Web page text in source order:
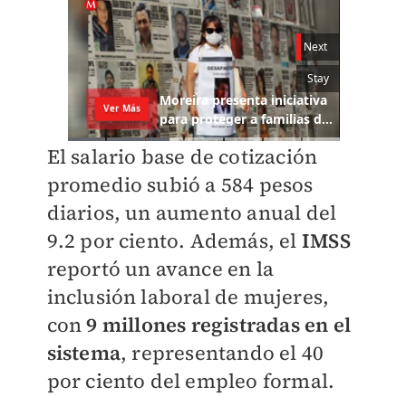
El salario base de cotización
promedio subió a 584 pesos
diarios, un aumento anual del
9.2 por ciento. Además, el IMSS
reportó un avance en la
inclusión laboral de mujeres,
con9 millones registradas en el
sistema, representando el 40
por ciento del empleo formal.